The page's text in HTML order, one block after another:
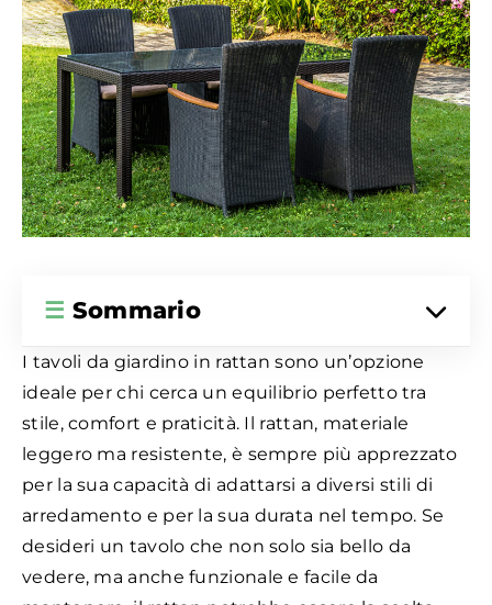
☰ Sommario
I tavoli da giardino in rattan sono un’opzione
ideale per chi cerca un equilibrio perfetto tra
stile, comfort e praticità. Il rattan, materiale
leggero ma resistente, è sempre più apprezzato
per la sua capacità di adattarsi a diversi stili di
arredamento e per la sua durata nel tempo. Se
desideri un tavolo che non solo sia bello da
vedere, ma anche funzionale e facile da